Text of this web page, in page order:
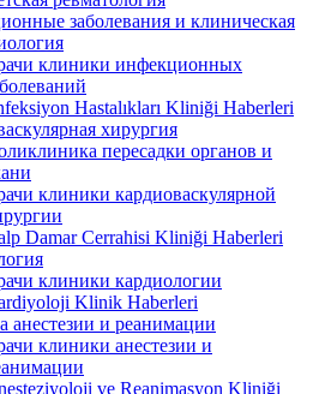
заболевания и клиническая
клиники инфекционных
Hastalıkları Kliniği Haberleri
хирургия
пересадки органов и
клиники кардиоваскулярной
Damar Cerrahisi Kliniği Haberleri
клиники кардиологии
Klinik Haberleri
анестезии и реанимации
клиники анестезии и
ve Reanimasyon Kliniği